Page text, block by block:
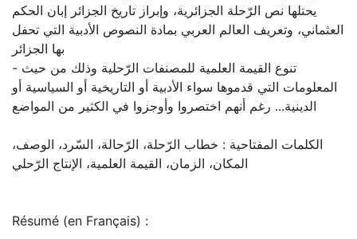
يحتلها نص الرّحلة الجزائرية، وإبراز تاريخ الجزائر إبان الحكم
العثماني، وتعريف العالم العربي بمادة النصوص الأدبية التي تحفل
بها الجزائر
- تنوع القيمة العلمية للمصنفات الرّحلية وذلك من حيث
المعلومات التي قدموها سواء الأدبية أو التاريخية أو السياسية أو
الدينية... رغم أنهم اختصروا وأوجزوا في الكثير من المواضع
الكلمات المفتاحية : خطاب الرّحلة، الرّحالة، السّرد، الوصف،
المكان، الزمان، القيمة العلمية، الإنتاج الرّحلي
Résumé (en Français) :